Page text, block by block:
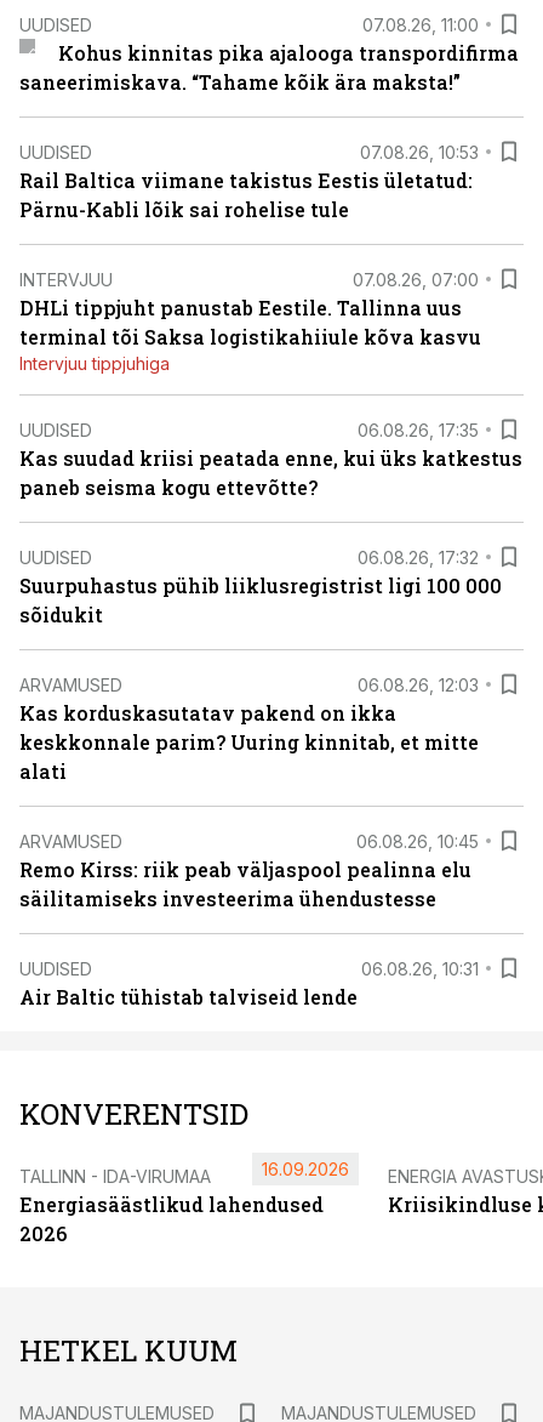
UUDISED 07.08.26, 11:00
Kohus kinnitas pika ajalooga transpordifirma
saneerimiskava. “Tahame kõik ära maksta!”
UUDISED 07.08.26, 10:53
Rail Baltica viimane takistus Eestis ületatud:
Pärnu-Kabli lõik sai rohelise tule
INTERVJUU 07.08.26, 07:00
DHLi tippjuht panustab Eestile. Tallinna uus
terminal tõi Saksa logistikahiiule kõva kasvu
Intervjuu tippjuhiga
UUDISED 06.08.26, 17:35
Kas suudad kriisi peatada enne, kui üks katkestus
paneb seisma kogu ettevõtte?
UUDISED 06.08.26, 17:32
Suurpuhastus pühib liiklusregistrist ligi 100 000
sõidukit
ARVAMUSED 06.08.26, 12:03
Kas korduskasutatav pakend on ikka
keskkonnale parim? Uuring kinnitab, et mitte
alati
ARVAMUSED 06.08.26, 10:45
Remo Kirss: riik peab väljaspool pealinna elu
säilitamiseks investeerima ühendustesse
UUDISED 06.08.26, 10:31
Air Baltic tühistab talviseid lende
KONVERENTSID
TALLINN - IDA-VIRUMAA
Energiasäästlikud lahendused
2026
16.09.2026 ENERGIA
Kriisikindluse
HETKEL KUUM
MAJANDUSTULEMUSED MAJANDUSTULEMUSED